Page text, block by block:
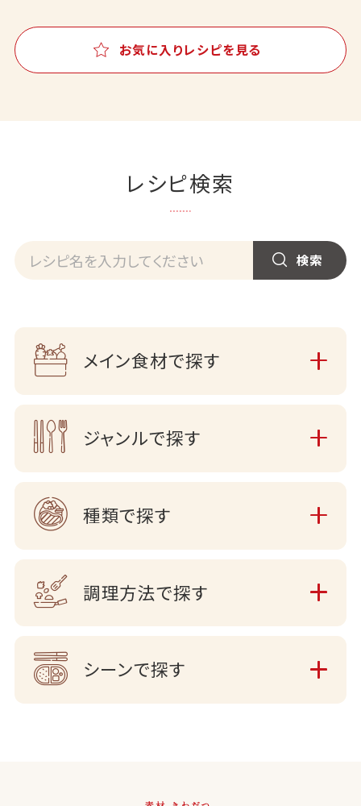
お気に入りレシピを見る
レシピ検索
メイン食材で探す
ジャンルで探す
種類で探す
調理方法で探す
シーンで探す